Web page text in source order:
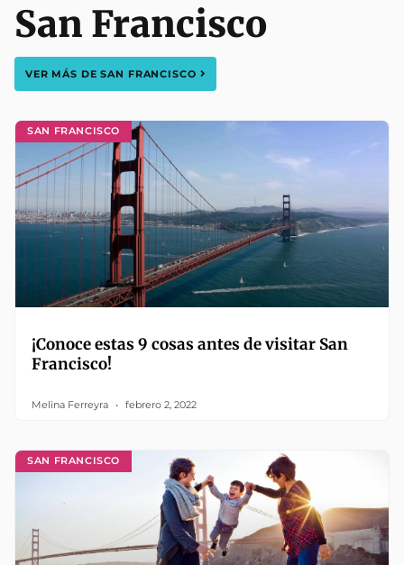
San Francisco
VER MÁS DESAN FRANCISCO
SAN FRANCISCO
¡Conoce estas 9 cosas antes de visitar San
Francisco!
Melina Ferreyra febrero 2, 2022
SAN FRANCISCO